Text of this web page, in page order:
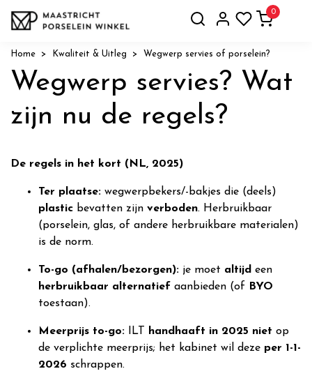
0
Home Kwaliteit & Uitleg Wegwerp servies of porselein?
Wegwerp servies? Wat
zijn nu de regels?
De regels in het kort (NL, 2025)
Ter plaatse: wegwerpbekers/-bakjes die (deels)
plastic bevatten zijn verboden. Herbruikbaar
(porselein, glas, of andere herbruikbare materialen)
is de norm.
To-go (afhalen/bezorgen): je moet altijd een
herbruikbaar alternatief aanbieden (of
BYO
toestaan).
Meerprijs to-go: ILT handhaaft in 2025 niet op
de verplichte meerprijs; het kabinet wil deze per 1-1-
2026 schrappen.